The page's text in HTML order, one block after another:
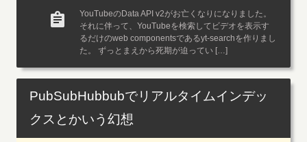
YouTubeのData API v2がお亡くなりになりました。
それに伴って、YouTubeを検索してビデオを表示す
るだけのweb componentsであるyt-searchを作りまし
た。 ずっとまえから死期が迫ってい […]
PubSubHubbubでリアルタイムインデッ
クスとかいう幻想